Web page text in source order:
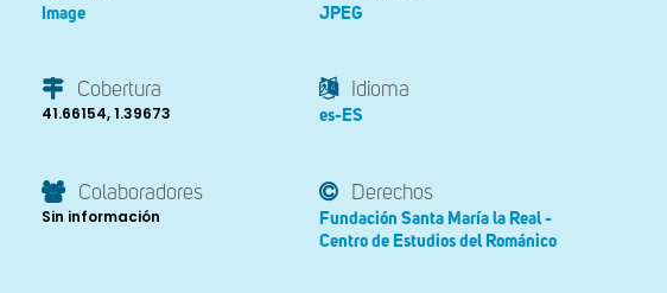
Image JPEG
Cobertura
41.66154, 1.39673
Idioma
es-ES
Colaboradores
Sin información
Derechos
Fundación Santa María la Real -
Centro de Estudios del Románico